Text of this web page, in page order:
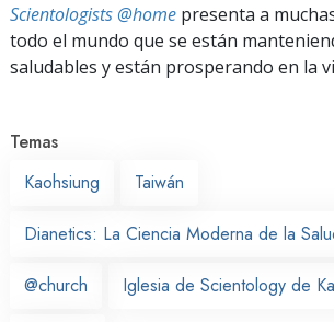
Scientologists @home presenta a
todo el mundo que se están
saludables y están prosperando en la
Temas
Kaohsiung
Taiwán
Dianetics: La Ciencia Moderna de la
@church Iglesia de Scientology de